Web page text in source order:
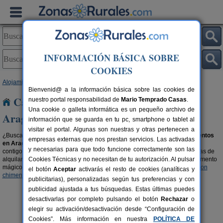
Alojamientos
Casas rurales que admiten animales en
Aragón
¿Buscas casas rurales que admiten animales? Aquí encontrarásalojamientos
en Aragón que aceptan mascotas, son parte de la familia y por ello, van
contigo de vacaciones. También tienen derecho de disfrutar de las ventajas de
alquilar una casa rural y de los encantos del entorno. ¿Te imaginas el momento
mágico con tu mascota al lado de la chimena?, encuentra casas rurales con
chimenea en Aragón
y filtra por las que admitan animales.
INFORMACIÓN BÁSICA SOBRE
COOKIES
Bienvenid@ a la información básica sobre las cookies de
nuestro portal responsabilidad de Mario Temprado Casas.
Una cookie o galleta informática es un pequeño archivo de
información que se guarda en tu pc, smartphone o tablet al
visitar el portal. Algunas son nuestras y otras pertenecen a
empresas externas que nos prestan servicios. Las activadas
y necesarias para que todo funcione correctamente son las
Cookies Técnicas y no necesitan de tu autorización. Al pulsar
el botónAceptar activarás el resto de cookies (analíticas y
publicitarias), personalizadas según tus preferencias y con
publicidad ajustada a tus búsquedas. Estas últimas puedes
desactivarlas por completo pulsando el botón Rechazar o
elegir su activación/desactivación desde “Configuración de
Cookies”. Más información en nuestra
POLÍTICA DE